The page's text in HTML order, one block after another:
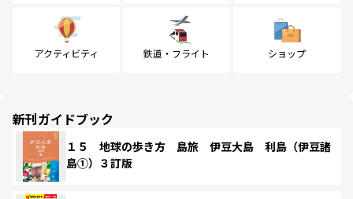
アクティビティ 鉄道・フライト ショップ
新刊ガイドブック
１５ 地球の歩き方 島旅 伊豆大島 利島（伊豆諸
島①）３訂版